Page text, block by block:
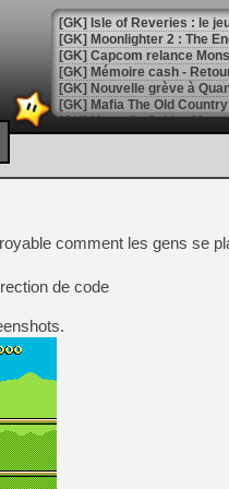
[GK] Moonlighter 2 : The
[GK] Capcom relance
[Mo5] Deux inédits du
[GK] Le beat'em up The
[GK] Endless Legend 2 :
[LS] [PS5] Le WebKit
[GK] Oubliez Crazy Taxi,
[LS] [Switch] NSZ 5.0.0
[GK] No More Room in
[GK] Un chatbot Atelier
[GK] Mémoire cash -
[GK] Nvidia : le prix des
[GK] Suikoden Star Leap
comment les gens se
de code